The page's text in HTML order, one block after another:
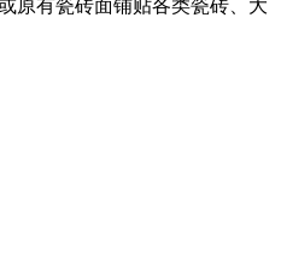
原有瓷砖面铺贴各类瓷砖、大